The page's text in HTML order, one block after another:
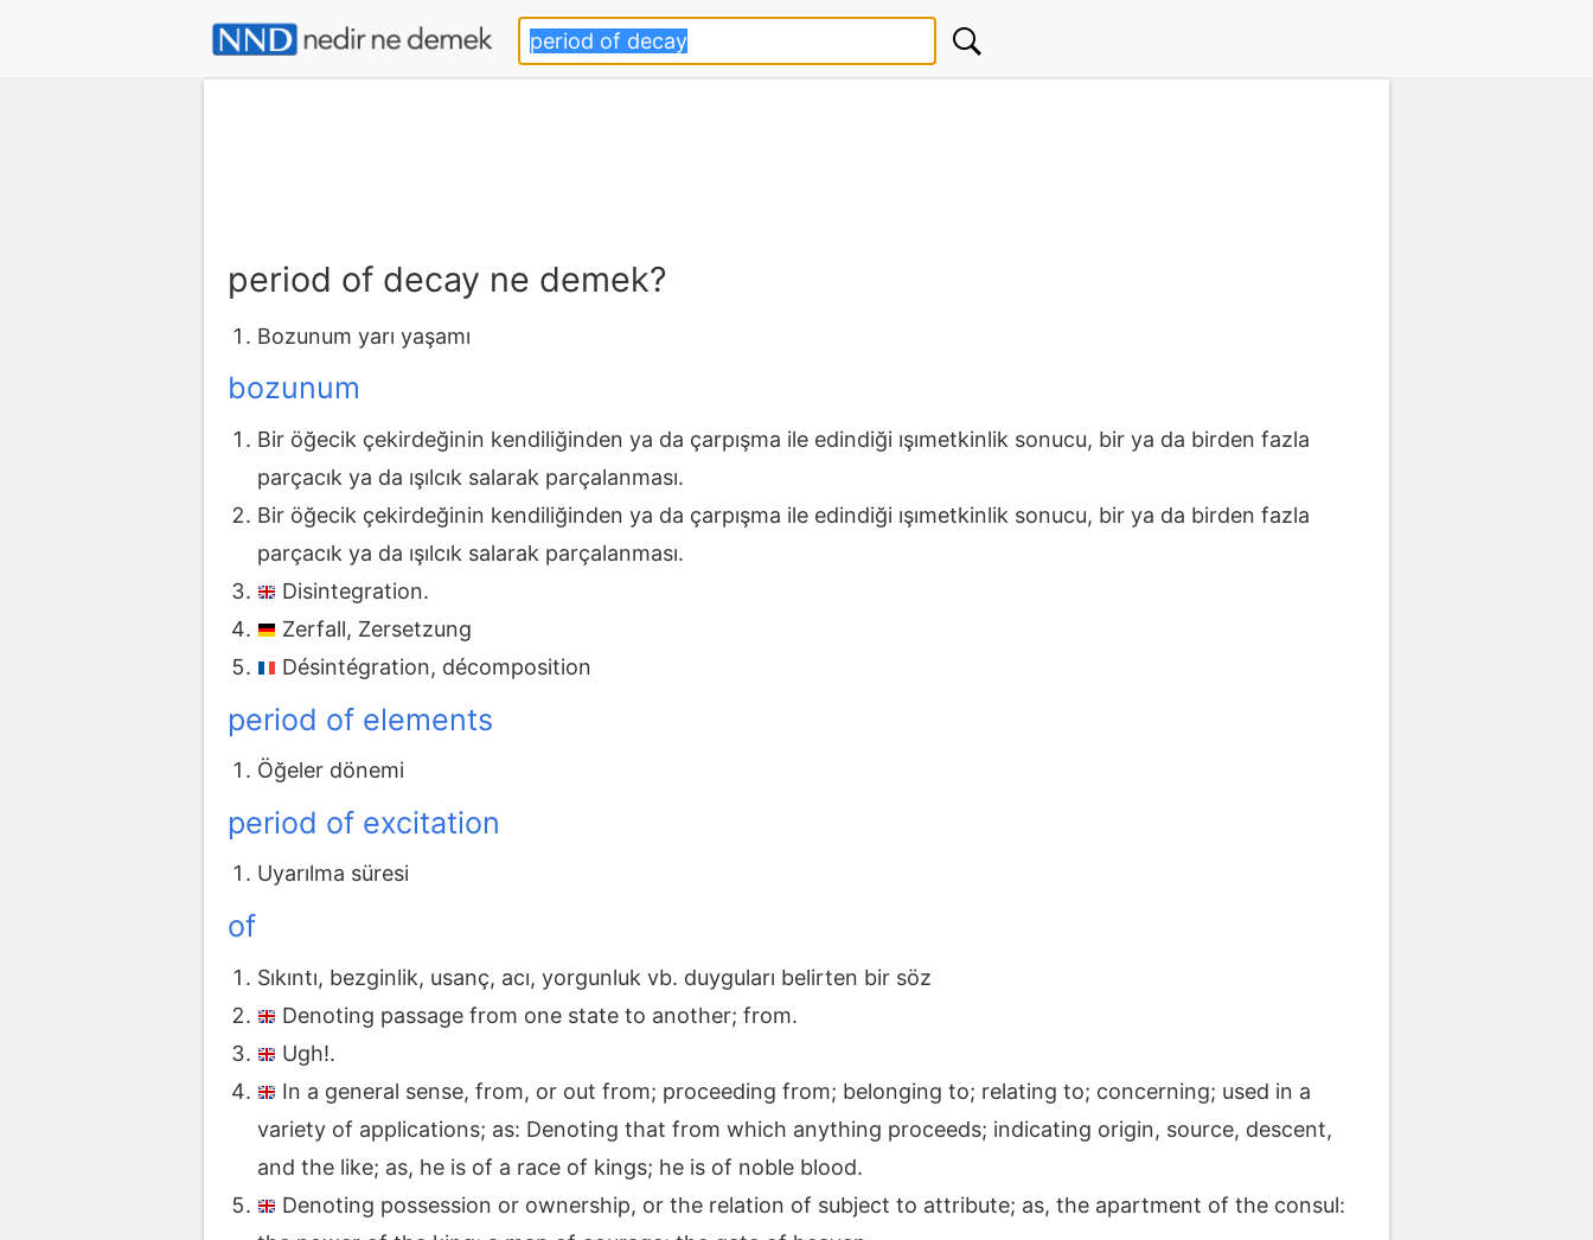
period of decay ne demek?
Bozunum yarı yaşamı
bozunum
Bir öğecik çekirdeğinin kendiliğinden ya da çarpışma ile edindiği ışımetkinlik sonucu, bir ya da birden fazla
parçacık ya da ışılcık salarak parçalanması.
Bir öğecik çekirdeğinin kendiliğinden ya da çarpışma ile edindiği ışımetkinlik sonucu, bir ya da birden fazla
parçacık ya da ışılcık salarak parçalanması.
Disintegration.
Zerfall, Zersetzung
Désintégration, décomposition
period of elements
Öğeler dönemi
period of excitation
Uyarılma süresi
of
Sıkıntı, bezginlik, usanç, acı, yorgunluk vb. duyguları belirten bir söz
Denoting passage from one state to another; from.
Ugh!.
In a general sense, from, or out from; proceeding from; belonging to; relating to; concerning; used in a
variety of applications; as: Denoting that from which anything proceeds; indicating origin, source, descent,
and the like; as, he is of a race of kings; he is of noble blood.
Denoting possession or ownership, or the relation of subject to attribute; as, the apartment of the consul: